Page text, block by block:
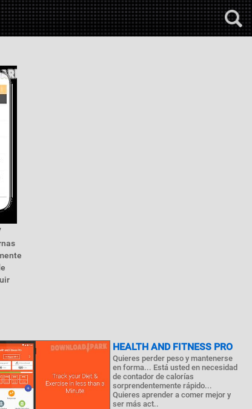
HEALTH AND FITNESS PRO
Quieres perder peso y mantenerse
en forma... Está usted en necesidad
de contador de calorías
sorprendentemente rápido...
Quieres aprender a comer mejor y
ser más act..